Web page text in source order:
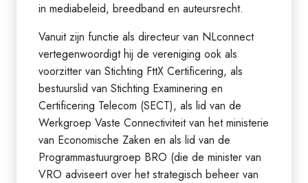
in mediabeleid, breedband en auteursrecht.
Vanuit zijn functie als directeur van NLconnect
vertegenwoordigt hij de vereniging ook als
voorzitter van Stichting FttX Certificering, als
bestuurslid van Stichting Examinering en
Certificering Telecom (SECT), als lid van de
Werkgroep Vaste Connectiviteit van het ministerie
van Economische Zaken en als lid van de
Programmastuurgroep BRO (die de minister van
VRO adviseert over het strategisch beheer van